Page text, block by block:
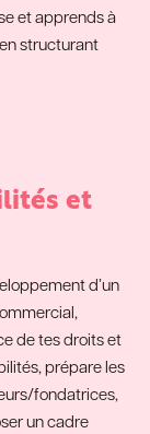
et apprends à
structurant
et
d’un
de tes droits et
prépare les
fondatrices,
un cadre